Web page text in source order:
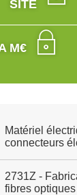
SITE
M€
Matériel
connecteurs
2731Z -
fibres optiques